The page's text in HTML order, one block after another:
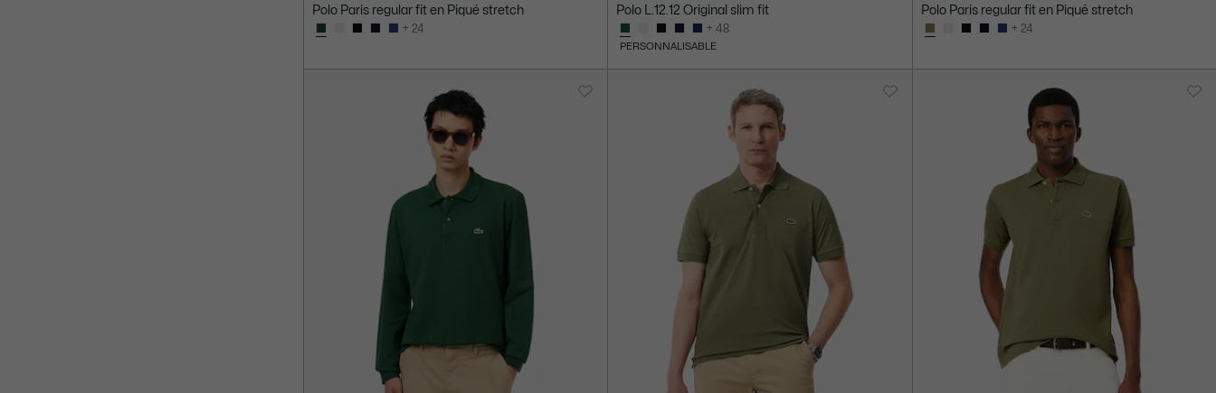
Polo Paris regular fit en Piqué stretch
+ 24
Polo L.12.12 Original slim fit
+ 48
PERSONNALISABLE
Polo Paris regular fit en Piqué stretch
+ 24